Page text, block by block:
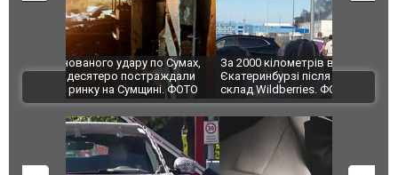
За 2000 кілометрів від кордону з Україною: в
Єкатеринбурзі після атаки дронів загорівся
склад Wildberries. ФОТО. ВІДЕО
"Мої
ВІДЕО